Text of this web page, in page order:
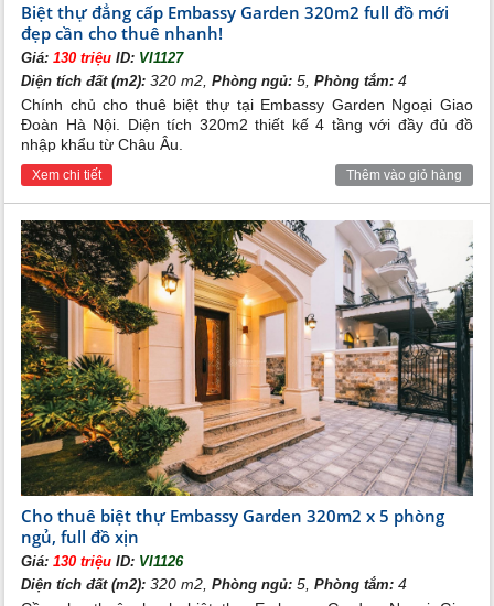
Không chỉ mang đến không gian sống xanh lý tưởng,
hệ thống tiện ích đẳng cấp 5*, biệt thự Embassy Garden
còn thiết lập nên một tiêu chuẩn sống mới của cư dân
nội đô- tiêu chuẩn sống đẳng cấp. Hơn cả một chốn an
cư, biệt thự Embassy Garden hứa hẹn là sản phẩm đầu
tư lý tưởng mang đến cơ hội đầu tư sinh lời vượt trội
cho các nhà đầu tư.
Xem thêm:
Cho thuê Shophouse Embassy Garden
Biệt thự đẳng cấp Embassy Garden 320m2 full đồ mới
đẹp cần cho thuê nhanh!
Giá:130 triệuID: VI1127
Diện tích đất (m2): 320 m2,Phòng ngủ: 5,Phòng tắm: 4
Chính chủ cho thuê biệt thự tại Embassy Garden Ngoại Giao
Đoàn Hà Nội. Diện tích 320m2 thiết kế 4 tầng với đầy đủ đồ
nhập khẩu từ Châu Âu.
Xem chi tiết Thêm vào giỏ hàng
Cho thuê biệt thự Embassy Garden 320m2 x 5 phòng
ngủ, full đồ xịn
Giá:130 triệuID: VI1126
Diện tích đất (m2): 320 m2,Phòng ngủ: 5,Phòng tắm: 4